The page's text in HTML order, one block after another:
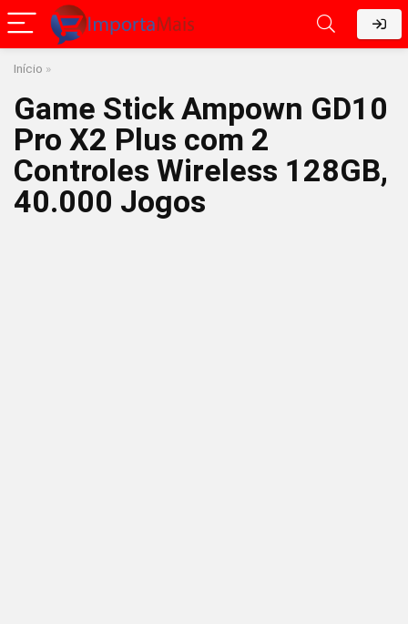
Início »
Game Stick Ampown GD10
Pro X2 Plus com 2
Controles Wireless 128GB,
40.000 Jogos